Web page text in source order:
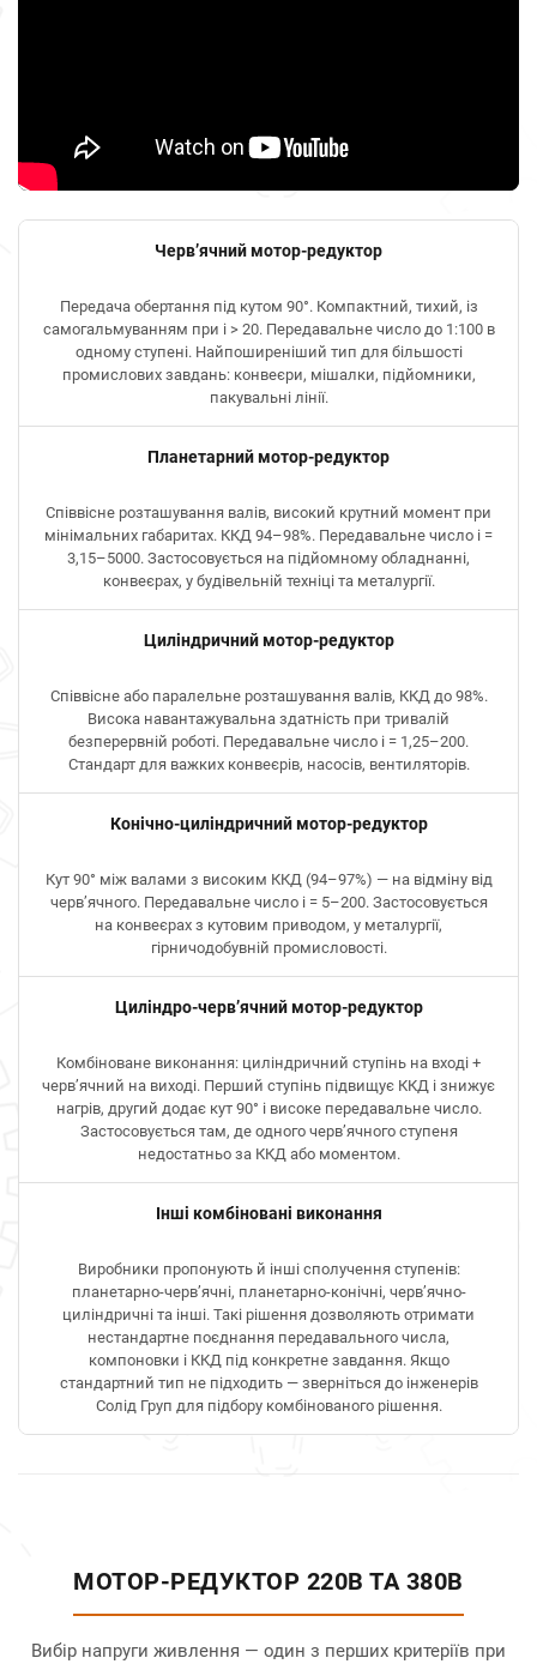
Черв’ячний мотор-редуктор
Передача обертання під кутом 90°. Компактний, тихий, із
самогальмуванням при i > 20. Передавальне число до 1:100 в
одному ступені. Найпоширеніший тип для більшості
промислових завдань: конвеєри, мішалки, підйомники,
пакувальні лінії.
Планетарний мотор-редуктор
Співвісне розташування валів, високий крутний момент при
мінімальних габаритах. ККД 94–98%. Передавальне число i =
3,15–5000. Застосовується на підйомному обладнанні,
конвеєрах, у будівельній техніці та металургії.
Циліндричний мотор-редуктор
Співвісне або паралельне розташування валів, ККД до 98%.
Висока навантажувальна здатність при тривалій
безперервній роботі. Передавальне число i = 1,25–200.
Стандарт для важких конвеєрів, насосів, вентиляторів.
Конічно-циліндричний мотор-редуктор
Кут 90° між валами з високим ККД (94–97%) — на відміну від
черв’ячного. Передавальне число i = 5–200. Застосовується
на конвеєрах з кутовим приводом, у металургії,
гірничодобувній промисловості.
Циліндро-черв’ячний мотор-редуктор
Комбіноване виконання: циліндричний ступінь на вході +
черв’ячний на виході. Перший ступінь підвищує ККД і знижує
нагрів, другий додає кут 90° і високе передавальне число.
Застосовується там, де одного черв’ячного ступеня
недостатньо за ККД або моментом.
Інші комбіновані виконання
Виробники пропонують й інші сполучення ступенів:
планетарно-черв’ячні, планетарно-конічні, черв’ячно-
циліндричні та інші. Такі рішення дозволяють отримати
нестандартне поєднання передавального числа,
компоновки і ККД під конкретне завдання. Якщо
стандартний тип не підходить — зверніться до інженерів
Солід Груп для підбору комбінованого рішення.
МОТОР-РЕДУКТОР 220В ТА 380В
Вибір напруги живлення — один з перших критеріїв при